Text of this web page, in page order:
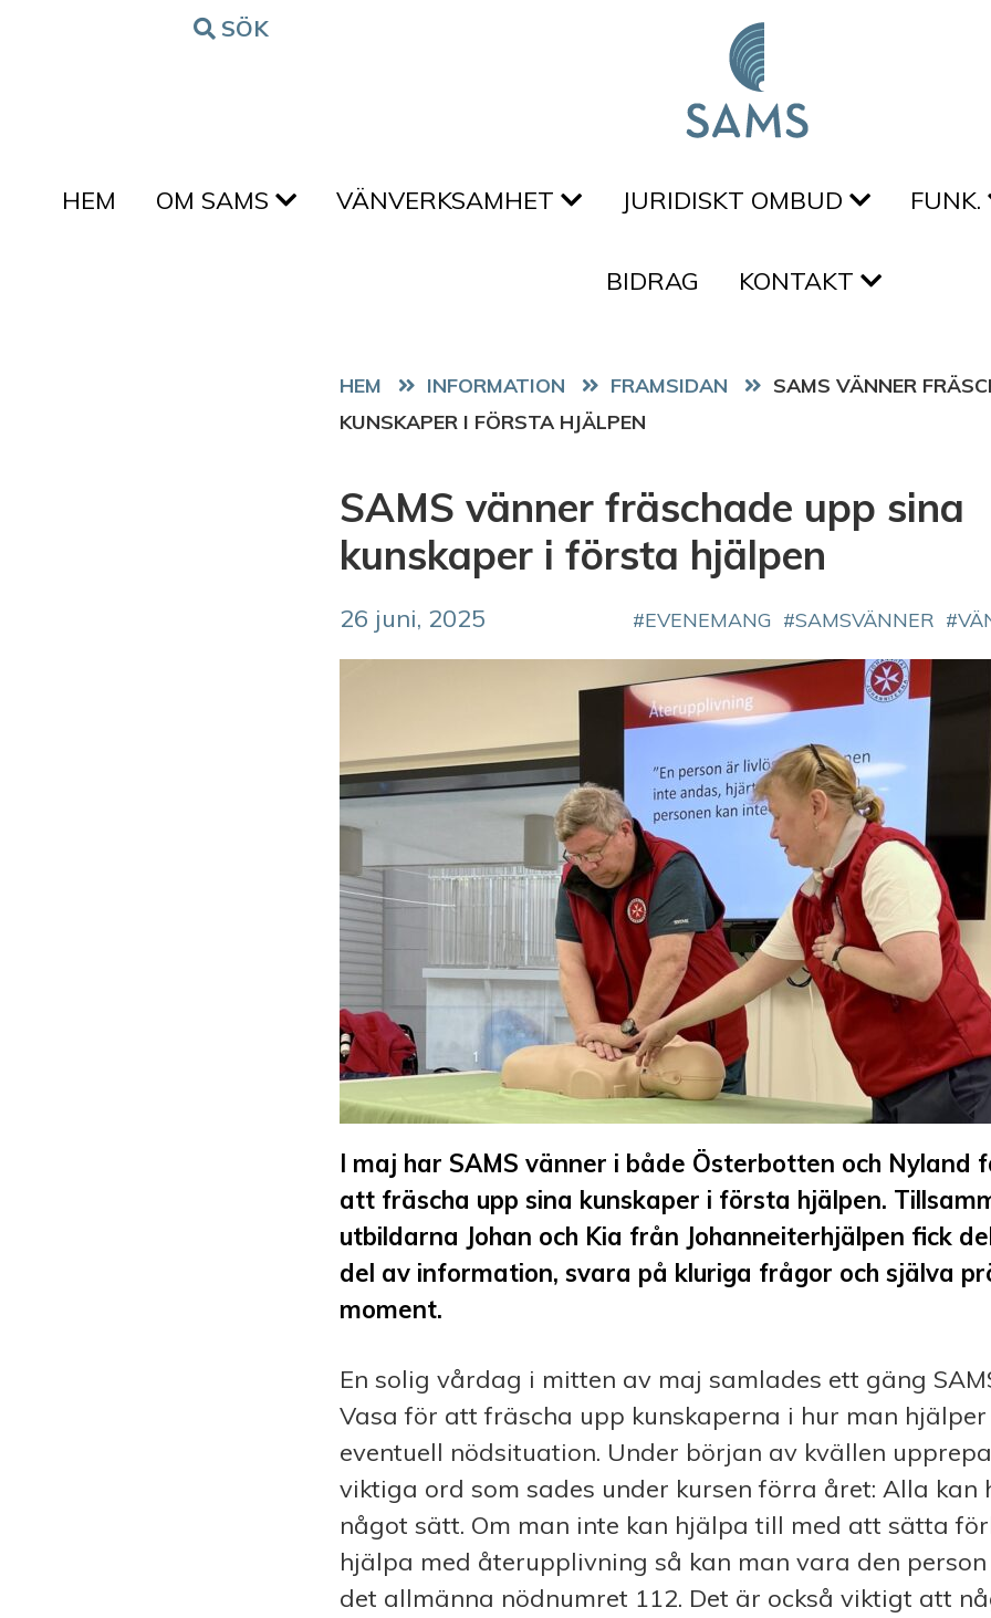
Hoppa till innehålletSÖK
HEM OM SAMS VÄNVERKSAMHET JURIDISKT OMBUD FUNK.
BIDRAG KONTAKT
HEM FRAMSIDAN
SAMS VÄNNER
KUNSKAPER I FÖRSTA HJÄLPEN
SAMS vänner fräschade upp sina
kunskaper i första hjälpen
26 juni, 2025 EVENEMANG SAMSVÄNNER
I maj har SAMS vänner i både Österbotten och Nyland
att fräscha upp sina kunskaper i första hjälpen.
utbildarna Johan och Kia från Johanneiterhjälpen fick
del av information, svara på kluriga frågor och själva
moment.
En solig vårdag i mitten av maj samlades ett gäng
Vasa för att fräscha upp kunskaperna i hur man
eventuell nödsituation. Under början av kvällen
viktiga ord som sades under kursen förra året: Alla kan
något sätt. Om man inte kan hjälpa till med att sätta
hjälpa med återupplivning så kan man vara den
det allmänna nödnumret 112. Det är också viktigt att